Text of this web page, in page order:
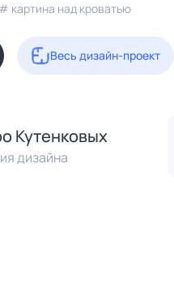
# картина над кроватью
Весь дизайн-проект
Кутенковых
дизайна